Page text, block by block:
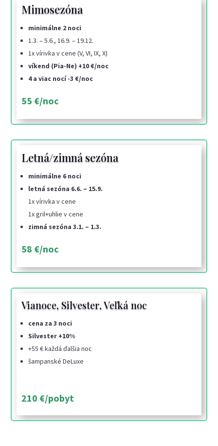
Mimosezóna
minimálne 2 noci
1.3. – 5.6., 16.9. – 19.12.
1x vírivka v cene (V, VI, IX, X)
víkend (Pia-Ne) +10 €/noc
4 a viac nocí -3 €/noc
55 €/noc
Letná/zimná sezóna
minimálne 6 noci
letná sezóna 6.6. – 15.9.
1x vírivka v cene
1x gril+uhlie v cene
zimná sezóna 3.1. – 1.3.
58 €/noc
Vianoce, Silvester, Veľká noc
cena za 3 noci
Silvester +10%
+55 € každá ďalšia noc
šampanské DeLuxe
210 €/pobyt